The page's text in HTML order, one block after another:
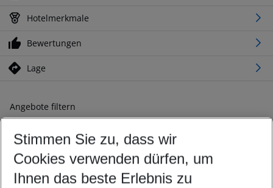
Hotelmerkmale
Bewertungen
Lage
Angebote filtern
Ändern Sie Ihre Kriterien nach Ihren Wünschen
Abflughafen wählen
Beliebiger Abflughafen
Reisezeitraum wählen
10.08.26– 08.08.27 5-8 Nächte
Stimmen Sie zu, dass wir
Cookies verwenden dürfen, um
Ihnen das beste Erlebnis zu